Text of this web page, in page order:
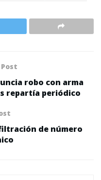
robo con arma
repartía periódico
de número